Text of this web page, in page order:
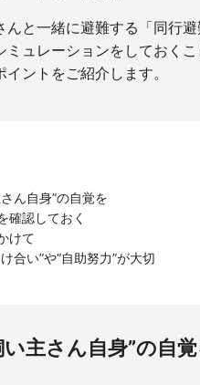
んと一緒に避難する「同行
ミュレーションをしておく
ントをご紹介します。
ん自身”の自覚を
確認しておく
けて
合い”や“自助努力”が大切
主さん自身”の自